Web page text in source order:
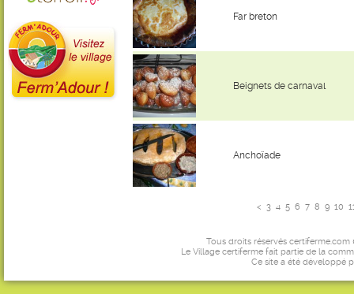
Far breton
Beignets de carnaval
Anchoïade
< 3 4 5 6 7 8 9 10
Tous droits réservés certiferme.com
Le Village certiferme fait partie de la
Ce site a été développé